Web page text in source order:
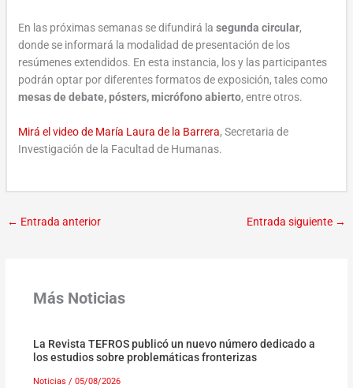
En las próximas semanas se difundirá lasegunda circular,
donde se informará la modalidad de presentación de los
resúmenes extendidos. En esta instancia, los y las participantes
podrán optar por diferentes formatos de exposición, tales como
mesas de debate, pósters, micrófono abierto, entre otros.
Mirá el video de María Laura de la Barrera, Secretaria de
Investigación de la Facultad de Humanas.
← Entrada anterior Entrada siguiente →
Más Noticias
La Revista TEFROS publicó un nuevo número dedicado a
los estudios sobre problemáticas fronterizas
Noticias / 05/08/2026